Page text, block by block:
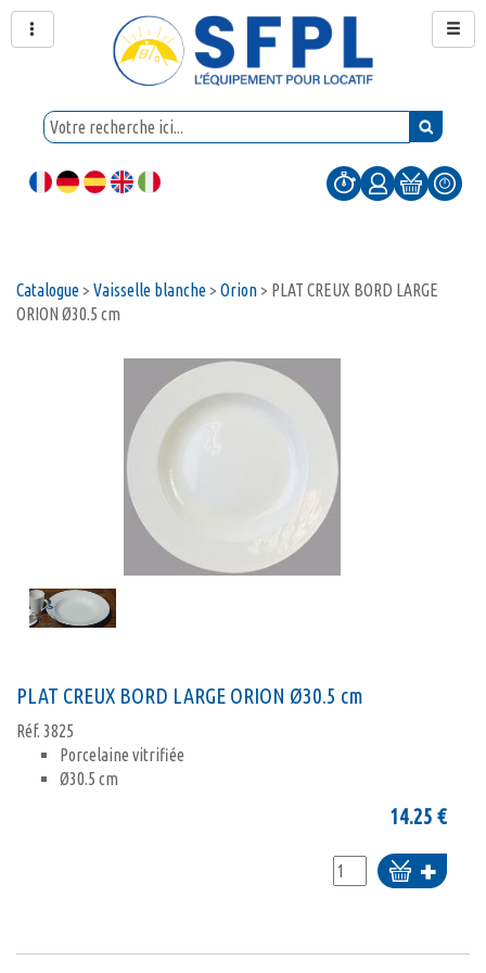
Catalogue> Vaisselle blanche> Orion> PLAT CREUX BORD LARGE
ORION Ø30.5 cm
PLAT CREUX BORD LARGE ORION Ø30.5 cm
Réf. 3825
Porcelaine vitrifiée
Ø30.5 cm
14.25 €
Ajouter
au